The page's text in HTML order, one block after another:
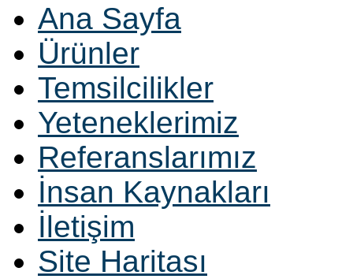
Ana Sayfa
Ürünler
Temsilcilikler
Yeteneklerimiz
Referanslarımız
İnsan Kaynakları
İletişim
Site Haritası